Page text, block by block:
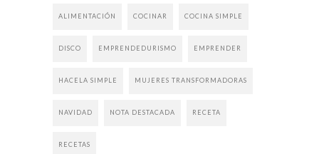
ALIMENTACIÓN COCINAR COCINA SIMPLE
DISCO EMPRENDEDURISMO EMPRENDER
HACELA SIMPLE MUJERES TRANSFORMADORAS
NAVIDAD NOTA DESTACADA RECETA
RECETAS